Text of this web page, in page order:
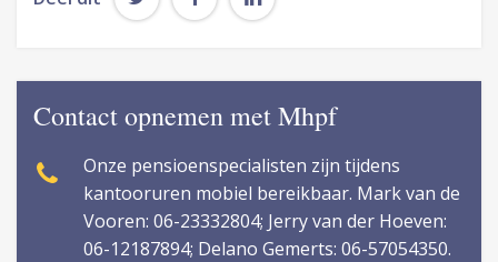
Contact opnemen met Mhpf
Onze pensioenspecialisten zijn tijdens
kantooruren mobiel bereikbaar. Mark van de
Vooren: 06-23332804; Jerry van der Hoeven:
06-12187894; Delano Gemerts: 06-57054350.